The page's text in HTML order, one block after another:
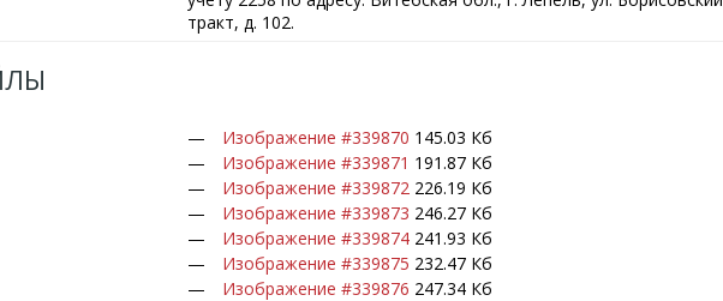
тракт, д. 102.
Изображение #339870 145.03 Кб
Изображение #339871 191.87 Кб
Изображение #339872 226.19 Кб
Изображение #339873 246.27 Кб
Изображение #339874 241.93 Кб
Изображение #339875 232.47 Кб
Изображение #339876 247.34 Кб